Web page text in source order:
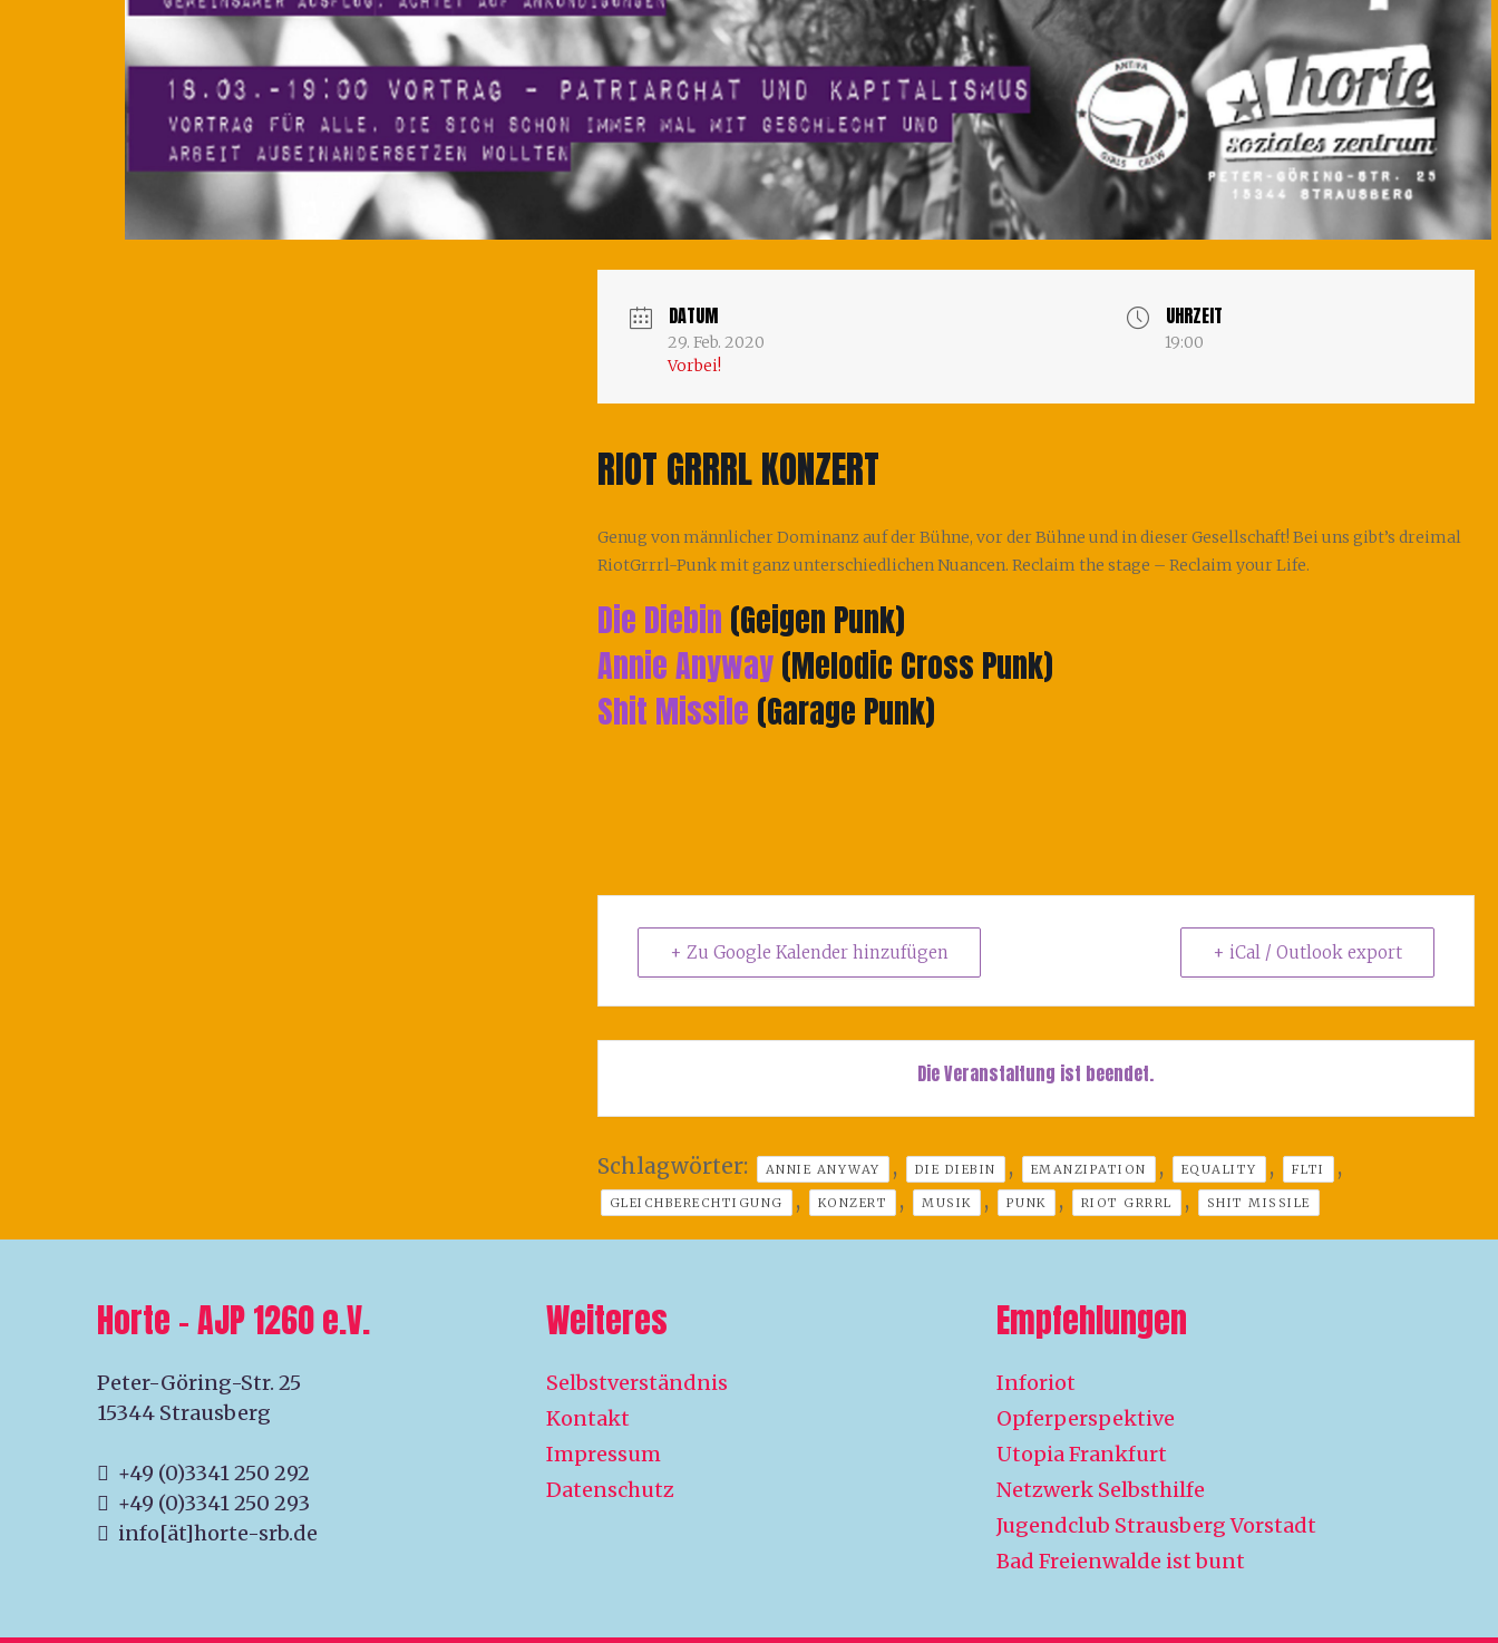
DATUM
29. Feb. 2020
Vorbei!
UHRZEIT
19:00
RIOT GRRRL KONZERT
Genug von männlicher Dominanz auf der Bühne, vor der Bühne und in dieser Gesellschaft! Bei uns gibt’s dreimal
RiotGrrrl-Punk mit ganz unterschiedlichen Nuancen. Reclaim the stage – Reclaim your Life.
Die Diebin (Geigen Punk)
Annie Anyway(Melodic Cross Punk)
Shit Missile (Garage Punk)
+ Zu Google Kalender hinzufügen + iCal / Outlook export
Die Veranstaltung ist beendet.
Schlagwörter: ANNIE ANYWAY , DIE DIEBIN , EMANZIPATION , EQUALITY , FLTI ,
GLEICHBERECHTIGUNG , KONZERT , MUSIK , PUNK , RIOT GRRRL , SHIT MISSILE
Horte – AJP 1260 e.V.
Peter-Göring-Str. 25
15344 Strausberg
+49 (0)3341 250 292
+49 (0)3341 250 293
info[ät]horte-srb.de
Weiteres
Selbstverständnis
Kontakt
Impressum
Datenschutz
Empfehlungen
Inforiot
Opferperspektive
Utopia Frankfurt
Netzwerk Selbsthilfe
Jugendclub Strausberg Vorstadt
Bad Freienwalde ist bunt